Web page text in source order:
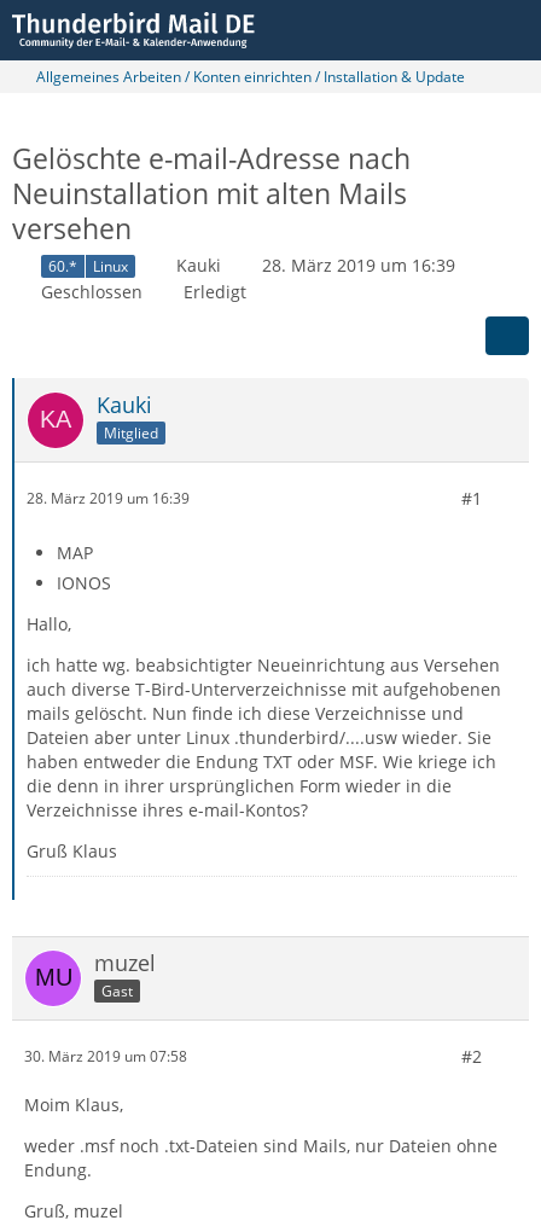
Allgemeines Arbeiten / Konten einrichten / Installation & Update
Gelöschte e-mail-Adresse nach
Neuinstallation mit alten Mails
versehen
60.* Linux Kauki
28. März 2019 um 16:39
Geschlossen
Erledigt
Kauki
Mitglied
28. März 2019 um 16:39 #1
MAP
IONOS
Hallo,
ich hatte wg. beabsichtigter Neueinrichtung aus Versehen
auch diverse T-Bird-Unterverzeichnisse mit aufgehobenen
mails gelöscht. Nun finde ich diese Verzeichnisse und
Dateien aber unter Linux .thunderbird/....usw wieder. Sie
haben entweder die Endung TXT oder MSF. Wie kriege ich
die denn in ihrer ursprünglichen Form wieder in die
Verzeichnisse ihres e-mail-Kontos?
Gruß Klaus
muzel
Gast
30. März 2019 um 07:58 #2
Moim Klaus,
weder .msf noch .txt-Dateien sind Mails, nur Dateien ohne
Endung.
Gruß, muzel